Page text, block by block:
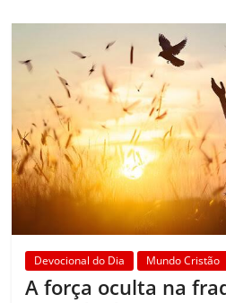
Devocional do Dia Mundo Cristão
A força oculta na